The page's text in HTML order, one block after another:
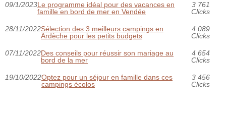
09/1/2023Le programme idéal pour des vacances en
famille en bord de mer en Vendée
3 761
Clicks
28/11/2022Sélection des 3 meilleurs campings en
Ardèche pour les petits budgets
4 089
Clicks
07/11/2022Des conseils pour réussir son mariage au
bord de la mer
4 654
Clicks
19/10/2022Optez pour un séjour en famille dans ces
campings écolos
3 456
Clicks